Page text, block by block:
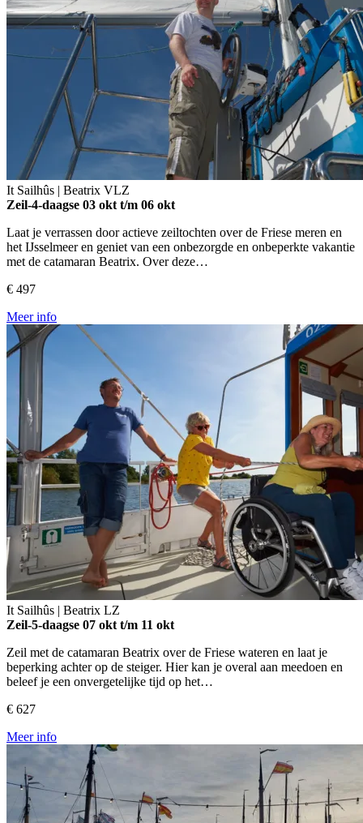
It Sailhûs | Beatrix VLZ
Zeil-4-daagse 03 okt t/m 06 okt
Laat je verrassen door actieve zeiltochten over de Friese meren en
het IJsselmeer en geniet van een onbezorgde en onbeperkte vakantie
met de catamaran Beatrix. Over deze…
€ 497
Meer info
It Sailhûs | Beatrix LZ
Zeil-5-daagse 07 okt t/m 11 okt
Zeil met de catamaran Beatrix over de Friese wateren en laat je
beperking achter op de steiger. Hier kan je overal aan meedoen en
beleef je een onvergetelijke tijd op het…
€ 627
Meer info